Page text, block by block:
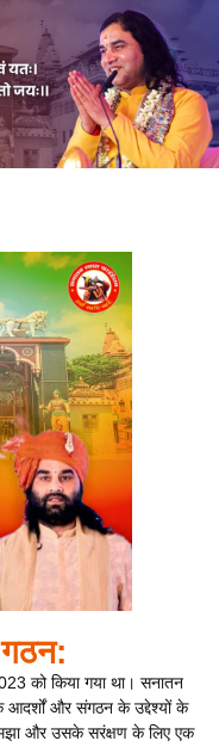
को किया गया था। सनातन
आदर्शों और संगठन के उद्देश्यों के
और उसके सरंक्षण के लिए एक